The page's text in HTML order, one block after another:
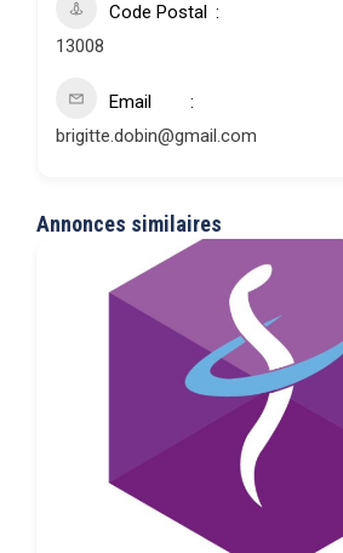
Code Postal
13008
Email
brigitte.dobin@gmail.com
Annonces similaires